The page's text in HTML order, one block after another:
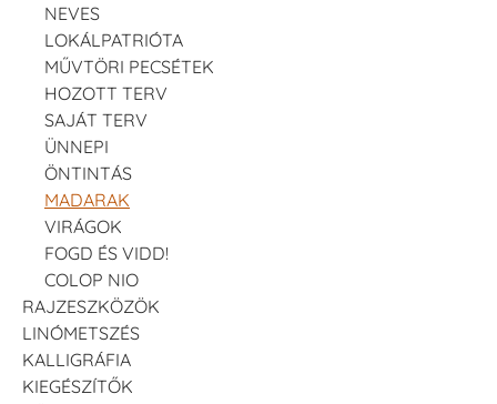
NEVES
LOKÁLPATRIÓTA
MŰVTÖRI PECSÉTEK
HOZOTT TERV
SAJÁT TERV
ÜNNEPI
ÖNTINTÁS
MADARAK
VIRÁGOK
FOGD ÉS VIDD!
COLOP NIO
RAJZESZKÖZÖK
LINÓMETSZÉS
KALLIGRÁFIA
KIEGÉSZÍTŐK